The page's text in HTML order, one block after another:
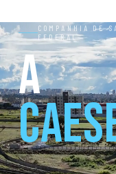
COMPANHIA DE
FEDERAL
A